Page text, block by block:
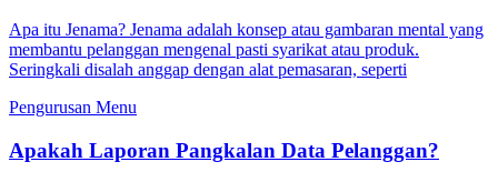
Apa itu Jenama? Jenama adalah konsep atau gambaran mental yang
membantu pelanggan mengenal pasti syarikat atau produk.
Seringkali disalah anggap dengan alat pemasaran, seperti
Pengurusan Menu
Apakah Laporan Pangkalan Data Pelanggan?